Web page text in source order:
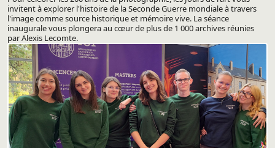
invitent à explorer l'histoire de la Seconde Guerre mondiale à travers
l'image comme source historique et mémoire vive. La séance
inaugurale vous plongera au cœur de plus de 1 000 archives réunies
par Alexis Lecomte.